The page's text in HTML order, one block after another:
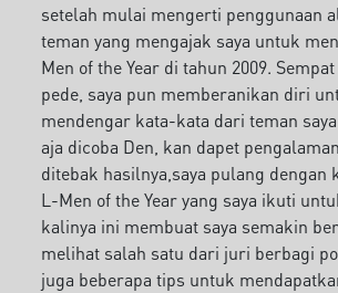
setelah mulai mengerti penggunaan
teman yang mengajak saya untuk
Men of the Year di tahun 2009.
pede, saya pun memberanikan diri
mendengar kata-kata dari teman
aja dicoba Den, kan dapet
ditebak hasilnya,saya pulang dengan
L-Men of the Year yang saya ikuti
kalinya ini membuat saya semakin
melihat salah satu dari juri berbagi
juga beberapa tips untuk